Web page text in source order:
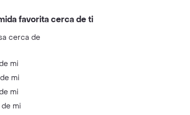
favorita cerca de ti
cerca de
mi
mi
mi
mi